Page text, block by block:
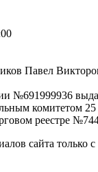
Павел
№691999936
комитетом 25
реестре
сайта только